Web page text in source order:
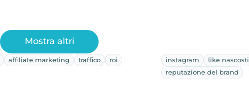
affiliate marketing traffico roi instagram like nascosti
reputazione del brand
Mostra altri